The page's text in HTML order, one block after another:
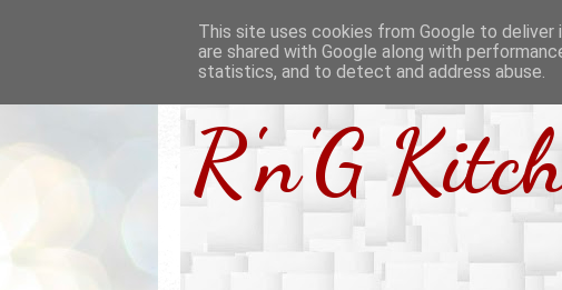
R'n'G
This site uses cookies from Google to
are shared with Google along with
statistics, and to detect and address abuse.